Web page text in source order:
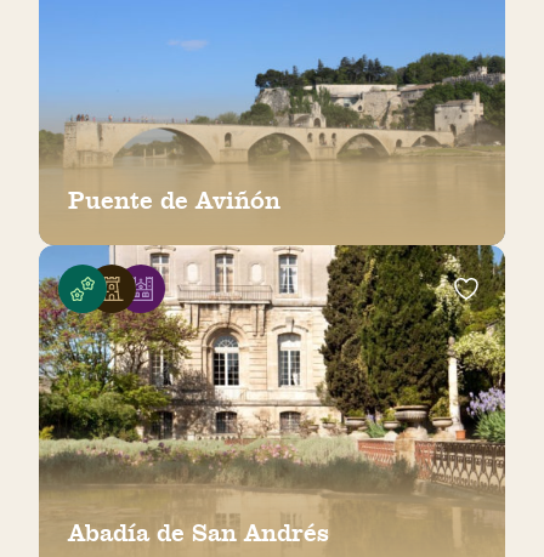
Puente de Aviñón
Abadía de San Andrés